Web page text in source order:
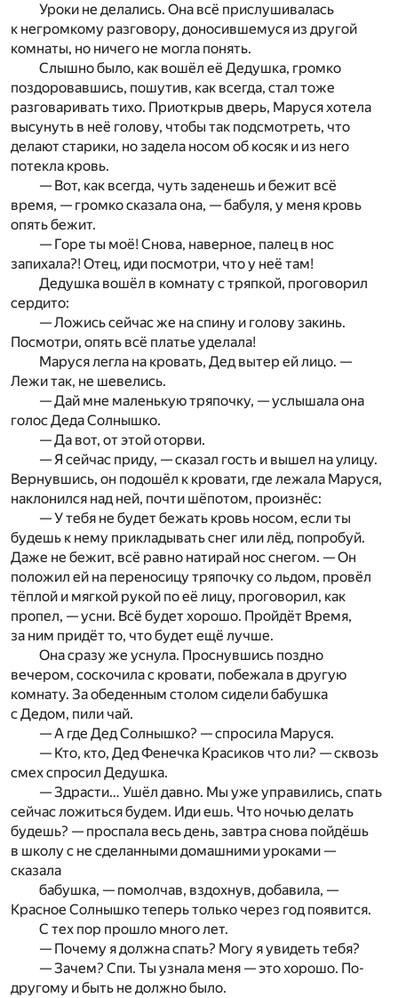
Уроки не делались. Она всё прислушивалась
к негромкому разговору, доносившемуся из другой
комнаты, но ничего не могла понять.
Слышно было, как вошёл её Дедушка, громко
поздоровавшись, пошутив, как всегда, стал тоже
разговаривать тихо. Приоткрыв дверь, Маруся хотела
высунуть в неё голову, чтобы так подсмотреть, что
делают старики, но задела носом об косяк и из него
потекла кровь.
— Вот, как всегда, чуть заденешь и бежит всё
время, — громко сказала она, — бабуля, у меня кровь
опять бежит.
— Горе ты моё! Снова, наверное, палец в нос
запихала?! Отец, иди посмотри, что у неё там!
Дедушка вошёл в комнату с тряпкой, проговорил
сердито:
— Ложись сейчас же на спину и голову закинь.
Посмотри, опять всё платье уделала!
Маруся легла на кровать, Дед вытер ей лицо. —
Лежи так, не шевелись.
— Дай мне маленькую тряпочку, — услышала она
голос Деда Солнышко.
— Да вот, от этой оторви.
— Я сейчас приду, — сказал гость и вышел на улицу.
Вернувшись, он подошёл к кровати, где лежала Маруся,
наклонился над ней, почти шёпотом, произнёс:
— У тебя не будет бежать кровь носом, если ты
будешь к нему прикладывать снег или лёд, попробуй.
Даже не бежит, всё равно натирай нос снегом. — Он
положил ей на переносицу тряпочку со льдом, провёл
тёплой и мягкой рукой по её лицу, проговорил, как
пропел, — усни. Всё будет хорошо. Пройдёт Время,
за ним придёт то, что будет ещё лучше.
Она сразу же уснула. Проснувшись поздно
вечером, соскочила с кровати, побежала в другую
комнату. За обеденным столом сидели бабушка
с Дедом, пили чай.
— А где Дед Солнышко? — спросила Маруся.
— Кто, кто, Дед Фенечка Красиков что ли? — сквозь
смех спросил Дедушка.
— Здрасти… Ушёл давно. Мы уже управились, спать
сейчас ложиться будем. Иди ешь. Что ночью делать
будешь? — проспала весь день, завтра снова пойдёшь
в школу с не сделанными домашними уроками —
сказала
бабушка, — помолчав, вздохнув, добавила, —
Красное Солнышко теперь только через год появится.
С тех пор прошло много лет.
— Почему я должна спать? Могу я увидеть тебя?
— Зачем? Спи. Ты узнала меня — это хорошо. По-
другому и быть не должно было.